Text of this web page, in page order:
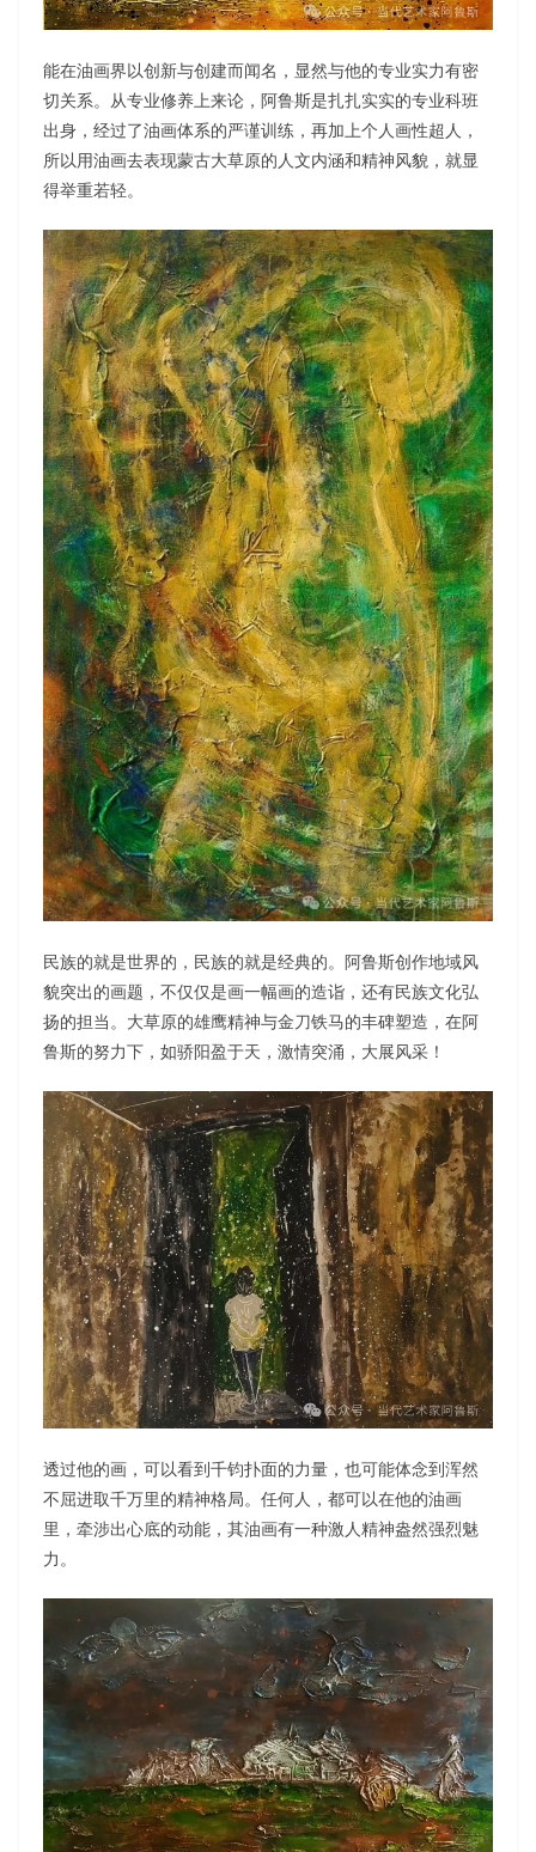
能在油画界以创新与创建而闻名，显然与他的专业实力有密
切关系。从专业修养上来论，阿鲁斯是扎扎实实的专业科班
出身，经过了油画体系的严谨训练，再加上个人画性超人，
所以用油画去表现蒙古大草原的人文内涵和精神风貌，就显
得举重若轻。
民族的就是世界的，民族的就是经典的。阿鲁斯创作地域风
貌突出的画题，不仅仅是画一幅画的造诣，还有民族文化弘
扬的担当。大草原的雄鹰精神与金刀铁马的丰碑塑造，在阿
鲁斯的努力下，如骄阳盈于天，激情突涌，大展风采！
透过他的画，可以看到千钧扑面的力量，也可能体念到浑然
不屈进取千万里的精神格局。任何人，都可以在他的油画
里，牵涉出心底的动能，其油画有一种激人精神盎然强烈魅
力。